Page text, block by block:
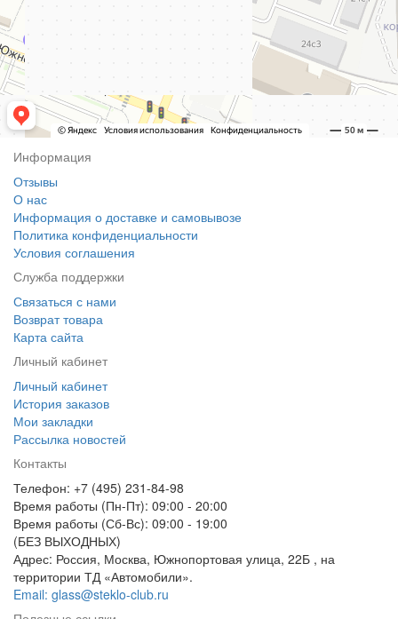
Информация
Отзывы
О нас
Информация о доставке и самовывозе
Политика конфиденциальности
Условия соглашения
Служба поддержки
Связаться с нами
Возврат товара
Карта сайта
Личный кабинет
Личный кабинет
История заказов
Мои закладки
Рассылка новостей
Контакты
Телефон: +7 (495) 231-84-98
Время работы (Пн-Пт): 09:00 - 20:00
Время работы (Сб-Вс): 09:00 - 19:00
(БЕЗ ВЫХОДНЫХ)
Адрес: Россия, Москва, Южнопортовая улица, 22Б , на
территории ТД «Автомобили».
Email: glass@steklo-club.ru